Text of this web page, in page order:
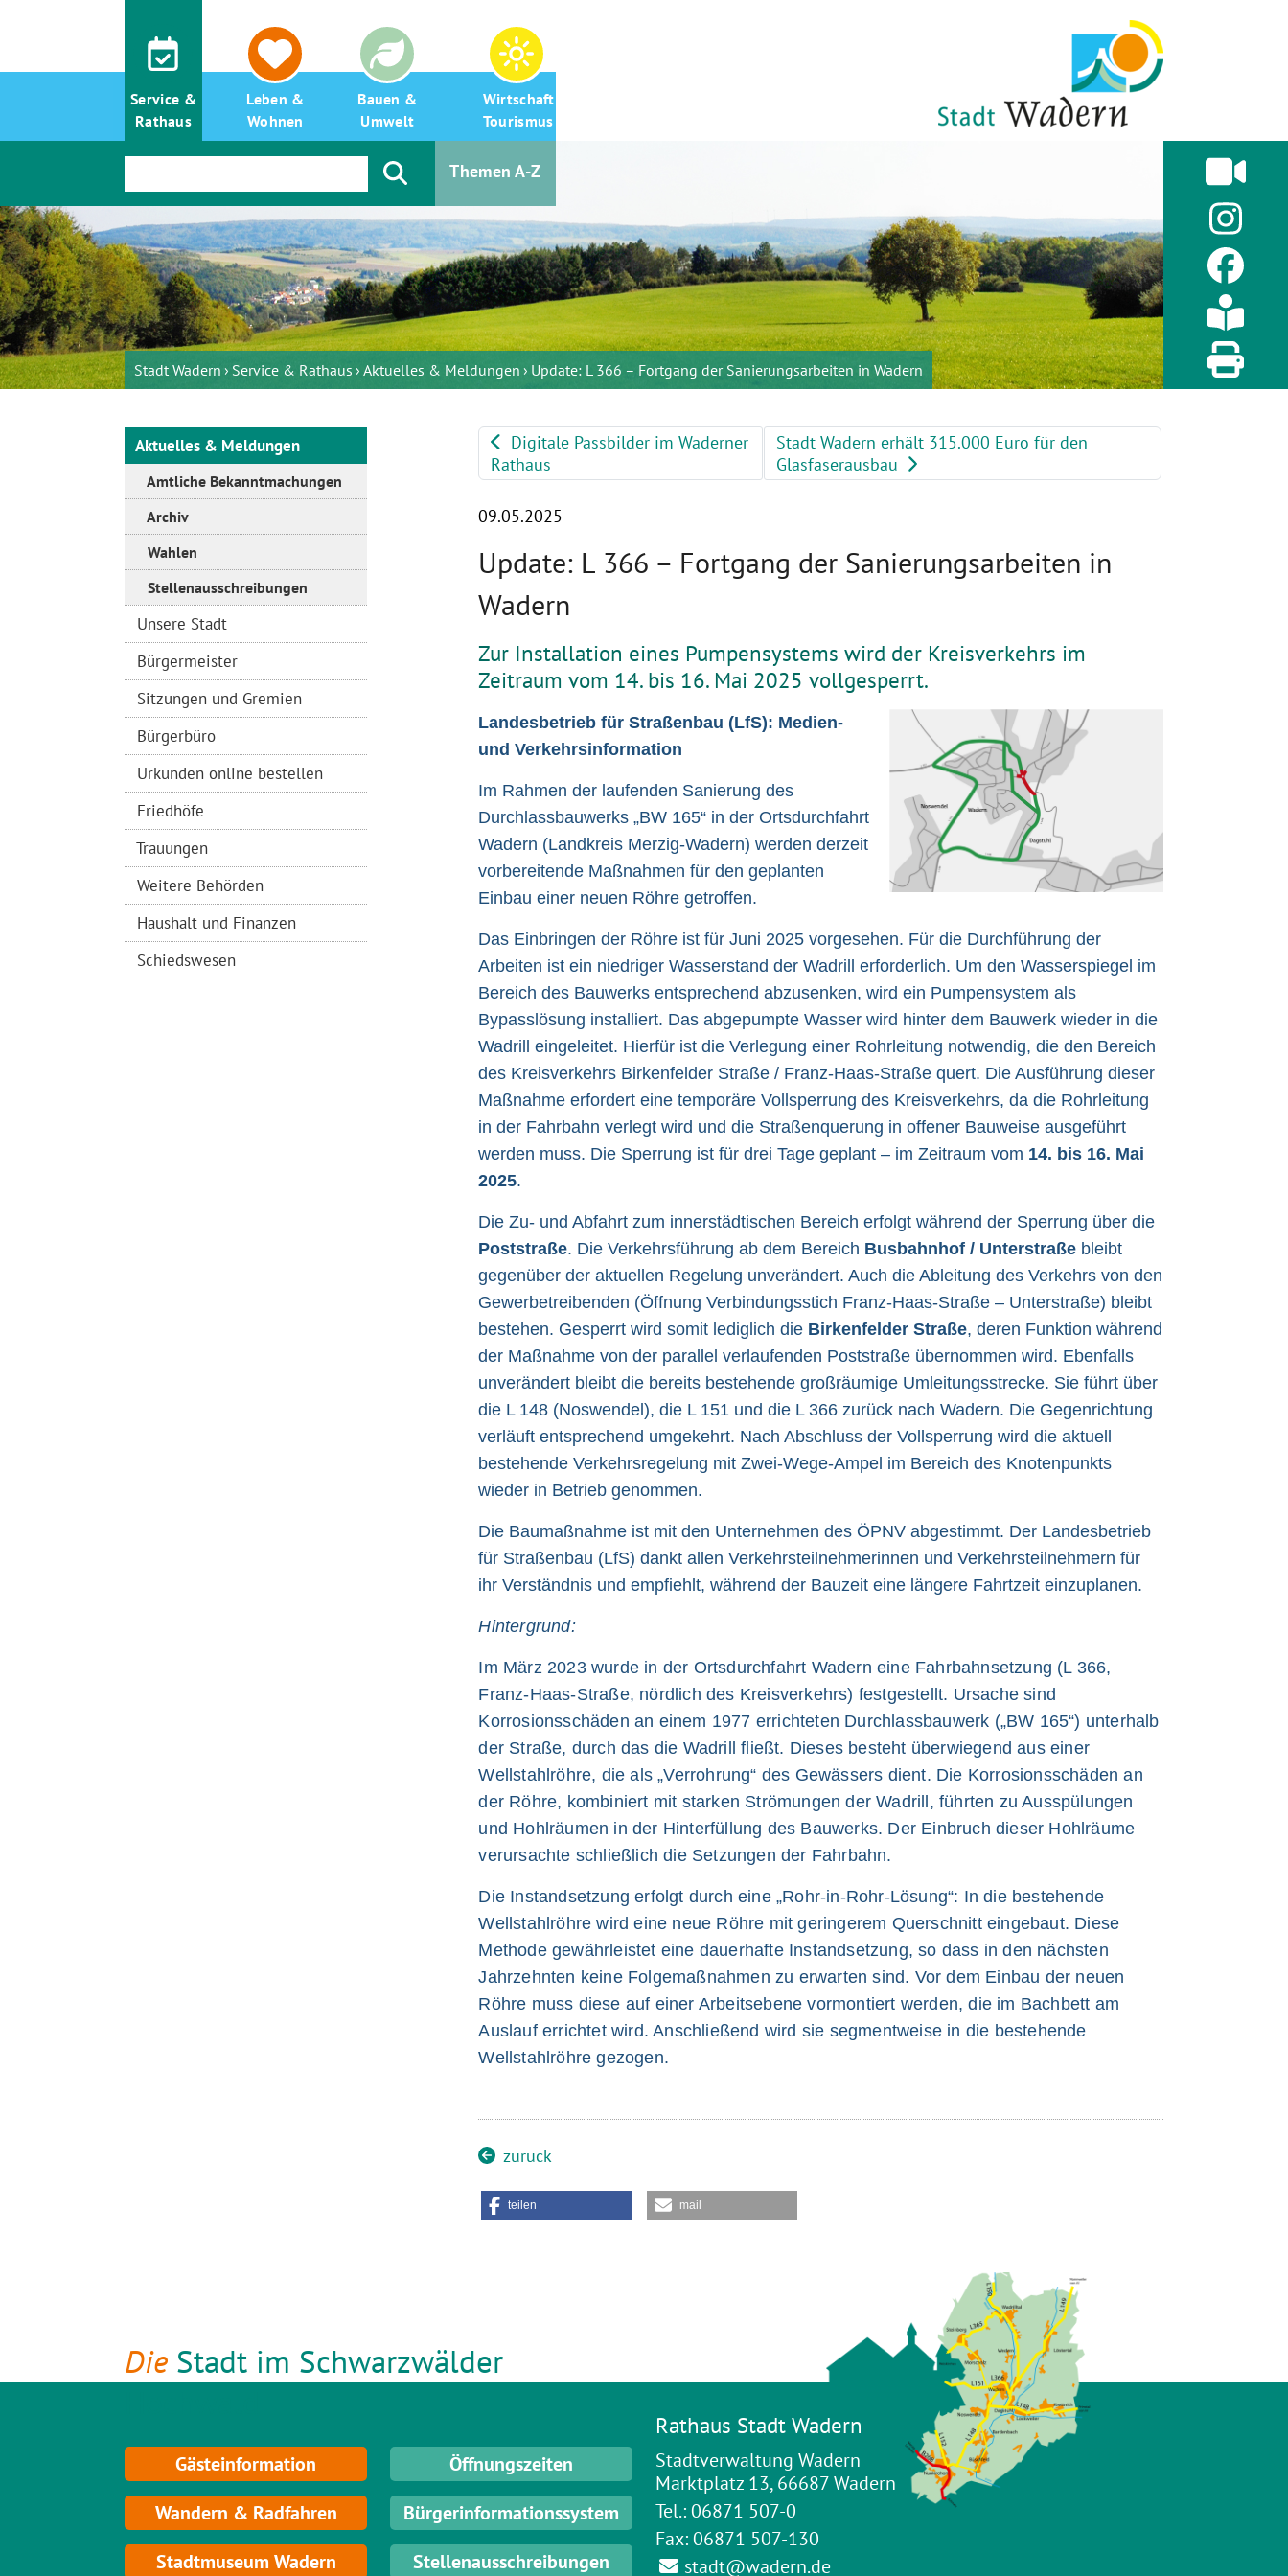
Service &
Rathaus
Leben &
Wohnen
Bauen &
Umwelt
Wirtschaft &
Tourismus
Themen A-Z
Stadt Wadern Service & Rathaus Aktuelles & Meldungen Update: L 366 – Fortgang der Sanierungsarbeiten in Wadern
Aktuelles & Meldungen
Amtliche Bekanntmachungen
Archiv
Wahlen
Stellenausschreibungen
Unsere Stadt
Bürgermeister
Sitzungen und Gremien
Bürgerbüro
Urkunden online bestellen
Friedhöfe
Trauungen
Weitere Behörden
Haushalt und Finanzen
Schiedswesen
Digitale Passbilder im Waderner
Rathaus
Stadt Wadern erhält 315.000 Euro für den
Glasfaserausbau
09.05.2025
Update: L 366 – Fortgang der Sanierungsarbeiten in
Wadern
Zur Installation eines Pumpensystems wird der Kreisverkehrs im
Zeitraum vom 14. bis 16. Mai 2025 vollgesperrt.
Landesbetrieb für Straßenbau (LfS): Medien-
und Verkehrsinformation
Im Rahmen der laufenden Sanierung des
Durchlassbauwerks „BW 165“ in der Ortsdurchfahrt
Wadern (Landkreis Merzig-Wadern) werden derzeit
vorbereitende Maßnahmen für den geplanten
Einbau einer neuen Röhre getroffen.
Das Einbringen der Röhre ist für Juni 2025 vorgesehen. Für die Durchführung der
Arbeiten ist ein niedriger Wasserstand der Wadrill erforderlich. Um den Wasserspiegel im
Bereich des Bauwerks entsprechend abzusenken, wird ein Pumpensystem als
Bypasslösung installiert. Das abgepumpte Wasser wird hinter dem Bauwerk wieder in die
Wadrill eingeleitet. Hierfür ist die Verlegung einer Rohrleitung notwendig, die den Bereich
des Kreisverkehrs Birkenfelder Straße / Franz-Haas-Straße quert. Die Ausführung dieser
Maßnahme erfordert eine temporäre Vollsperrung des Kreisverkehrs, da die Rohrleitung
in der Fahrbahn verlegt wird und die Straßenquerung in offener Bauweise ausgeführt
werden muss. Die Sperrung ist für drei Tage geplant – im Zeitraum vom 14. bis 16. Mai
2025.
Die Zu- und Abfahrt zum innerstädtischen Bereich erfolgt während der Sperrung über die
Poststraße. Die Verkehrsführung ab dem Bereich Busbahnhof / Unterstraße bleibt
gegenüber der aktuellen Regelung unverändert. Auch die Ableitung des Verkehrs von den
Gewerbetreibenden (Öffnung Verbindungsstich Franz-Haas-Straße – Unterstraße) bleibt
bestehen. Gesperrt wird somit lediglich die Birkenfelder Straße, deren Funktion während
der Maßnahme von der parallel verlaufenden Poststraße übernommen wird. Ebenfalls
unverändert bleibt die bereits bestehende großräumige Umleitungsstrecke. Sie führt über
die L 148 (Noswendel), die L 151 und die L 366 zurück nach Wadern. Die Gegenrichtung
verläuft entsprechend umgekehrt. Nach Abschluss der Vollsperrung wird die aktuell
bestehende Verkehrsregelung mit Zwei-Wege-Ampel im Bereich des Knotenpunkts
wieder in Betrieb genommen.
Die Baumaßnahme ist mit den Unternehmen des ÖPNV abgestimmt. Der Landesbetrieb
für Straßenbau (LfS) dankt allen Verkehrsteilnehmerinnen und Verkehrsteilnehmern für
ihr Verständnis und empfiehlt, während der Bauzeit eine längere Fahrtzeit einzuplanen.
Hintergrund:
Im März 2023 wurde in der Ortsdurchfahrt Wadern eine Fahrbahnsetzung (L 366,
Franz-Haas-Straße, nördlich des Kreisverkehrs) festgestellt. Ursache sind
Korrosionsschäden an einem 1977 errichteten Durchlassbauwerk („BW 165“) unterhalb
der Straße, durch das die Wadrill fließt. Dieses besteht überwiegend aus einer
Wellstahlröhre, die als „Verrohrung“ des Gewässers dient. Die Korrosionsschäden an
der Röhre, kombiniert mit starken Strömungen der Wadrill, führten zu Ausspülungen
und Hohlräumen in der Hinterfüllung des Bauwerks. Der Einbruch dieser Hohlräume
verursachte schließlich die Setzungen der Fahrbahn.
Die Instandsetzung erfolgt durch eine „Rohr-in-Rohr-Lösung“: In die bestehende
Wellstahlröhre wird eine neue Röhre mit geringerem Querschnitt eingebaut. Diese
Methode gewährleistet eine dauerhafte Instandsetzung, so dass in den nächsten
Jahrzehnten keine Folgemaßnahmen zu erwarten sind. Vor dem Einbau der neuen
Röhre muss diese auf einer Arbeitsebene vormontiert werden, die im Bachbett am
Auslauf errichtet wird. Anschließend wird sie segmentweise in die bestehende
Wellstahlröhre gezogen.
zurück
teilen mail
Die Stadt im Schwarzwälder
Gästeinformation
Wandern & Radfahren
Stadtmuseum Wadern
Öffnungszeiten
Bürgerinformationssystem
Stellenausschreibungen
Rathaus Stadt Wadern
Stadtverwaltung Wadern
Marktplatz 13, 66687 Wadern
Tel.: 06871 507-0
Fax: 06871 507-130
stadt@wadern.de